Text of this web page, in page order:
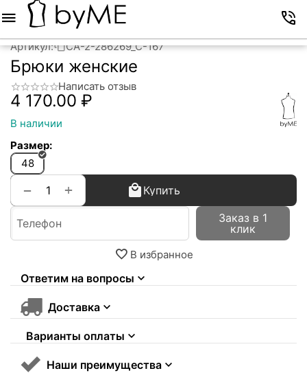
Артикул: CA-2-286269_C-167
Брюки женские
Написать отзыв
4 170.00 ₽
В наличии
Размер:
48
+
−
Купить
Заказ в 1
клик
В избранное
Ответим на вопросы
Доставка
Варианты оплаты
Наши преимущества
Меню Корзина Контакты